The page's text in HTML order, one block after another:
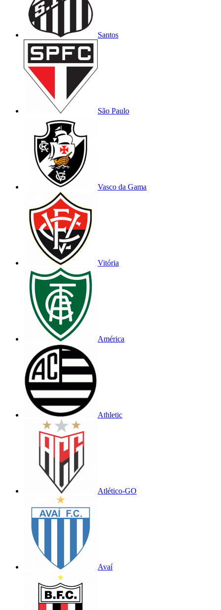
Santos
São Paulo
Vasco da Gama
Vitória
América
Athletic
Atlético-GO
Avaí